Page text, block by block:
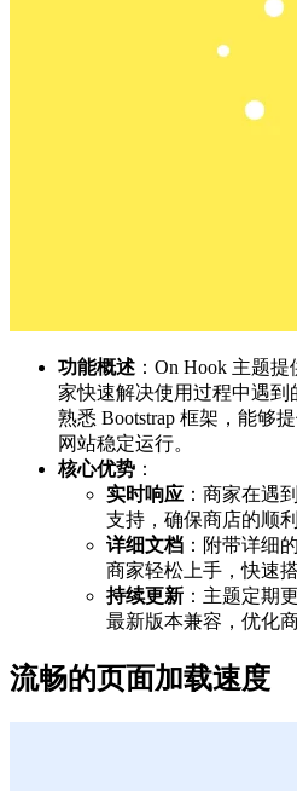
功能概述 ：On Hook 主题
家快速解决使用过程中遇
熟悉 Bootstrap 框架，能够
网站稳定运行。
核心优势 ：
实时响应 ：商家在遇
支持，确保商店的顺利
详细文档 ：附带详细
商家轻松上手，快速
持续更新 ：主题定期
最新版本兼容，优化
流畅的页面加载速度